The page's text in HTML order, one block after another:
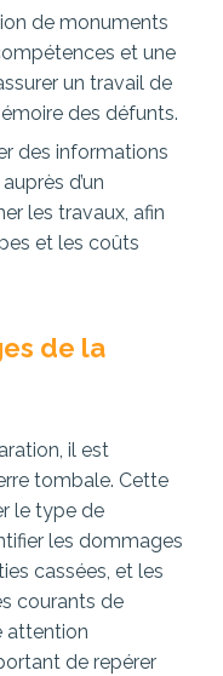
de monuments
et une
un travail de
des défunts.
des informations
d’un
les travaux, afin
et les coûts
de la
il est
tombale. Cette
le type de
les dommages
cassées, et les
courants de
attention
de repérer